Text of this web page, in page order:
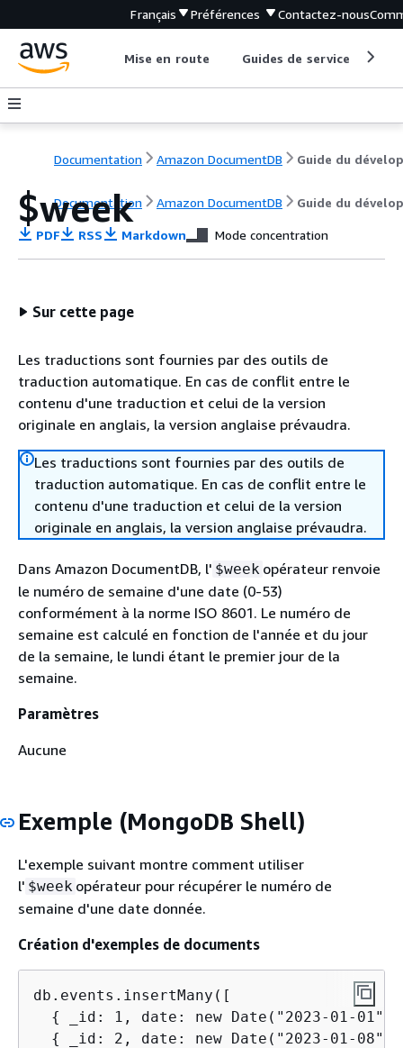
Français Préférences Contactez-nous
Mise en route Guides de service
Documentation Amazon DocumentDB
Documentation Amazon DocumentDB Guide du
$week
PDF RSS Markdown Mode concentration
Sur cette page
Les traductions sont fournies par des outils de
traduction automatique. En cas de conflit entre le
contenu d'une traduction et celui de la version
originale en anglais, la version anglaise prévaudra.
Les traductions sont fournies par des outils de
traduction automatique. En cas de conflit entre le
contenu d'une traduction et celui de la version
originale en anglais, la version anglaise prévaudra.
Dans Amazon DocumentDB, l' $week opérateur renvoie
le numéro de semaine d'une date (0-53)
conformément à la norme ISO 8601. Le numéro de
semaine est calculé en fonction de l'année et du jour
de la semaine, le lundi étant le premier jour de la
semaine.
Paramètres
Aucune
Exemple (MongoDB Shell)
L'exemple suivant montre comment utiliser
l' $week opérateur pour récupérer le numéro de
semaine d'une date donnée.
Création d'exemples de documents
db.events.insertMany([
{
_id: 1, date: new Date("2023-01-
{
_id: 2, date: new Date("2023-01-